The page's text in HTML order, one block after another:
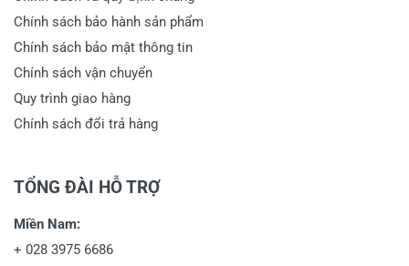
Chính sách bảo hành sản phẩm
Chính sách bảo mật thông tin
Chính sách vận chuyển
Quy trình giao hàng
Chính sách đổi trả hàng
TỔNG ĐÀI HỖ TRỢ
Miền Nam:
+ 028 3975 6686